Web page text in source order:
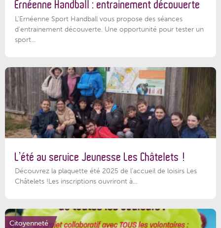
Ernéenne Handball : entrainement découverte
L'Ernéenne Sport Handball vous propose des séances
d'entrainement découverte. Une opportunité pour tester un
sport...
L’été au service Jeunesse Les Châtelets !
Découvrez la plaquette été 2025 de l’accueil de loisirs Les
Châtelets !Les inscriptions ouvriront à...
Citoyenneté